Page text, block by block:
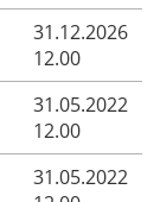
31.12.2026
12.00
31.05.2022
12.00
31.05.2022